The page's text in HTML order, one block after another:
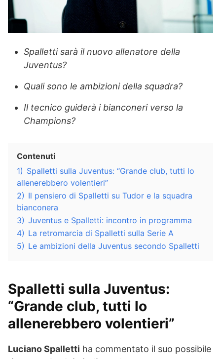
Spalletti sarà il nuovo allenatore della
Juventus?
Quali sono le ambizioni della squadra?
Il tecnico guiderà i bianconeri verso la
Champions?
Contenuti
1) Spalletti sulla Juventus: “Grande club, tutti lo
allenerebbero volentieri”
2) Il pensiero di Spalletti su Tudor e la squadra
bianconera
3) Juventus e Spalletti: incontro in programma
4) La retromarcia di Spalletti sulla Serie A
5) Le ambizioni della Juventus secondo Spalletti
Spalletti sulla Juventus:
“Grande club, tutti lo
allenerebbero volentieri”
Luciano Spalletti ha commentato il suo possibile